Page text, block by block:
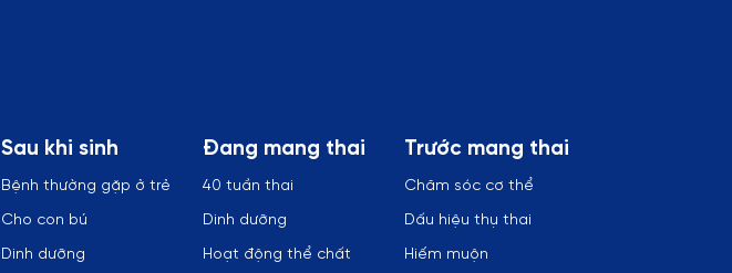
Trước mang thai
Chăm sóc cơ thể
Dấu hiệu thụ thai
Hiếm muộn
Đang mang thai
40 tuần thai
Dinh dưỡng
Hoạt động thể chất
Sau khi sinh
Bệnh thường gặp ở trẻ
Cho con bú
Dinh dưỡng